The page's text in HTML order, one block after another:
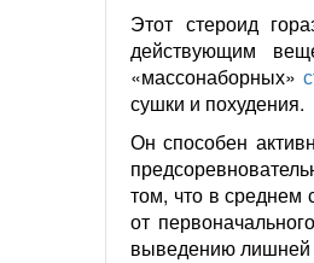
Этот стероид
действующим
«массонаборных»
сушки и похудения.
Он способен
том, что в
от
выведению лишней